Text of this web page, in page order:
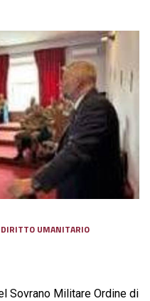
UMANITARIO
Sovrano Militare Ordine di